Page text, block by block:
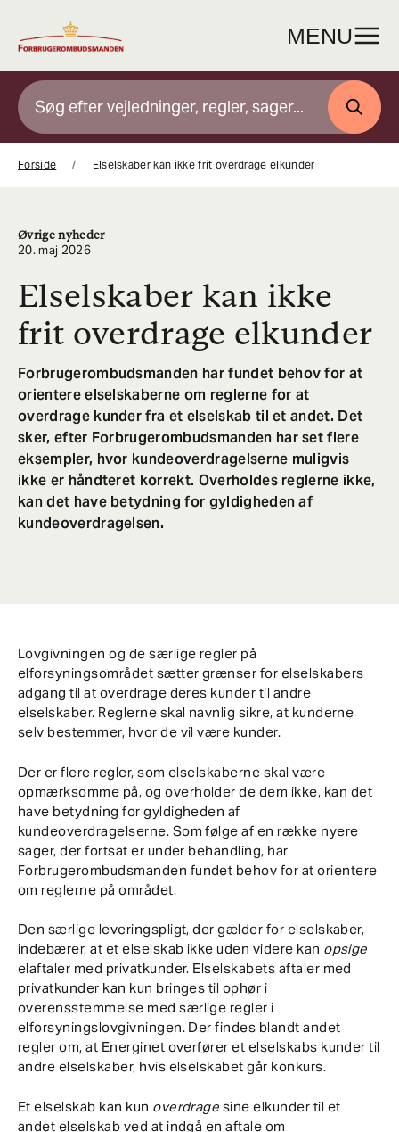
indhold
MENU
SØG
Forside Elselskaber kan ikke frit overdrage elkunder
Øvrige nyheder
20. maj 2026
Elselskaber kan ikke
frit overdrage elkunder
Forbrugerombudsmanden har fundet behov for at
orientere elselskaberne om reglerne for at
overdrage kunder fra et elselskab til et andet. Det
sker, efter Forbrugerombudsmanden har set flere
eksempler, hvor kundeoverdragelserne muligvis
ikke er håndteret korrekt. Overholdes reglerne ikke,
kan det have betydning for gyldigheden af
kundeoverdragelsen.
Lovgivningen og de særlige regler på
elforsyningsområdet sætter grænser for elselskabers
adgang til at overdrage deres kunder til andre
elselskaber. Reglerne skal navnlig sikre, at kunderne
selv bestemmer, hvor de vil være kunder.
Der er flere regler, som elselskaberne skal være
opmærksomme på, og overholder de dem ikke, kan det
have betydning for gyldigheden af
kundeoverdragelserne. Som følge af en række nyere
sager, der fortsat er under behandling, har
Forbrugerombudsmanden fundet behov for at orientere
om reglerne på området.
Den særlige leveringspligt, der gælder for elselskaber,
indebærer, at et elselskab ikke uden videre kan opsige
elaftaler med privatkunder. Elselskabets aftaler med
privatkunder kan kun bringes til ophør i
overensstemmelse med særlige regler i
elforsyningslovgivningen. Der findes blandt andet
regler om, at Energinet overfører et elselskabs kunder til
andre elselskaber, hvis elselskabet går konkurs.
Et elselskab kan kun overdrage sine elkunder til et
andet elselskab ved at indgå en aftale om